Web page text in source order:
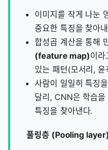
이미지를 작게 나눈
중요한 특징을 찾아
합성곱 계산을 통해
(feature map)이라
있는 패턴(모서리,
사람이 일일히 특징
달리, CNN은 학습을
특징을 찾아낸다.
풀링층 (Pooling layer)